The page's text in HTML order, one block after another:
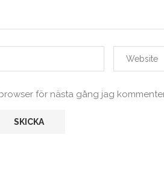
för nästa gång jag